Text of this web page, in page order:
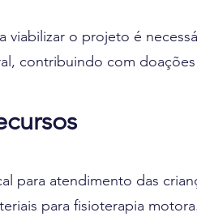
viabilizar o projeto é
contribuindo com
para atendimento das
para fisioterapia motora.